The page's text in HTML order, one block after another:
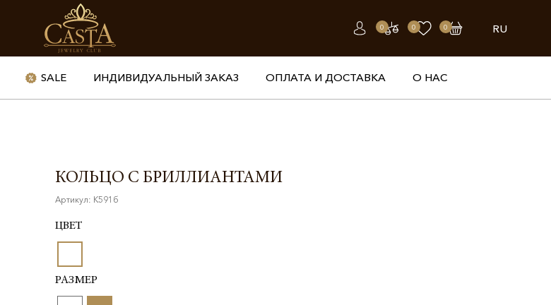
0 0 0 RU
SALE ИНДИВИДУАЛЬНЫЙ ЗАКАЗ ОПЛАТА И ДОСТАВКА О НАС
КОЛЬЦО С БРИЛЛИАНТАМИ
Артикул: К591б
ЦВЕТ
РАЗМЕР